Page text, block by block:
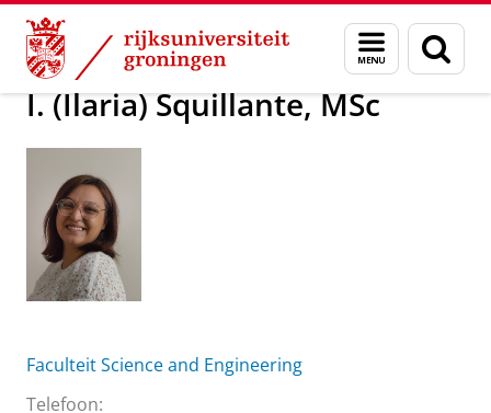
Skip
Content
Skip
Navigation
Menu
en
zoeken
Over ons I. (Ilaria) Squillante, MSc
I. (Ilaria) Squillante, MSc
Faculteit Science and Engineering
Telefoon: